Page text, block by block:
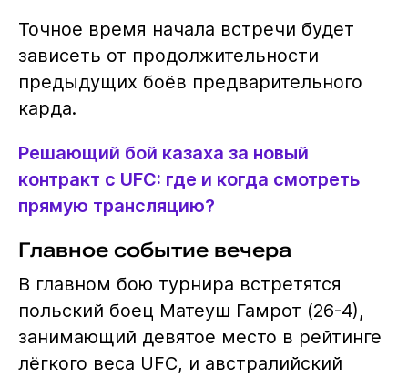
Точное время начала встречи будет
зависеть от продолжительности
предыдущих боёв предварительного
карда.
Решающий бой казаха за новый
контракт с UFC: где и когда смотреть
прямую трансляцию?
Главное событие вечера
В главном бою турнира встретятся
польский боец Матеуш Гамрот (26-4),
занимающий девятое место в рейтинге
лёгкого веса UFC, и австралийский